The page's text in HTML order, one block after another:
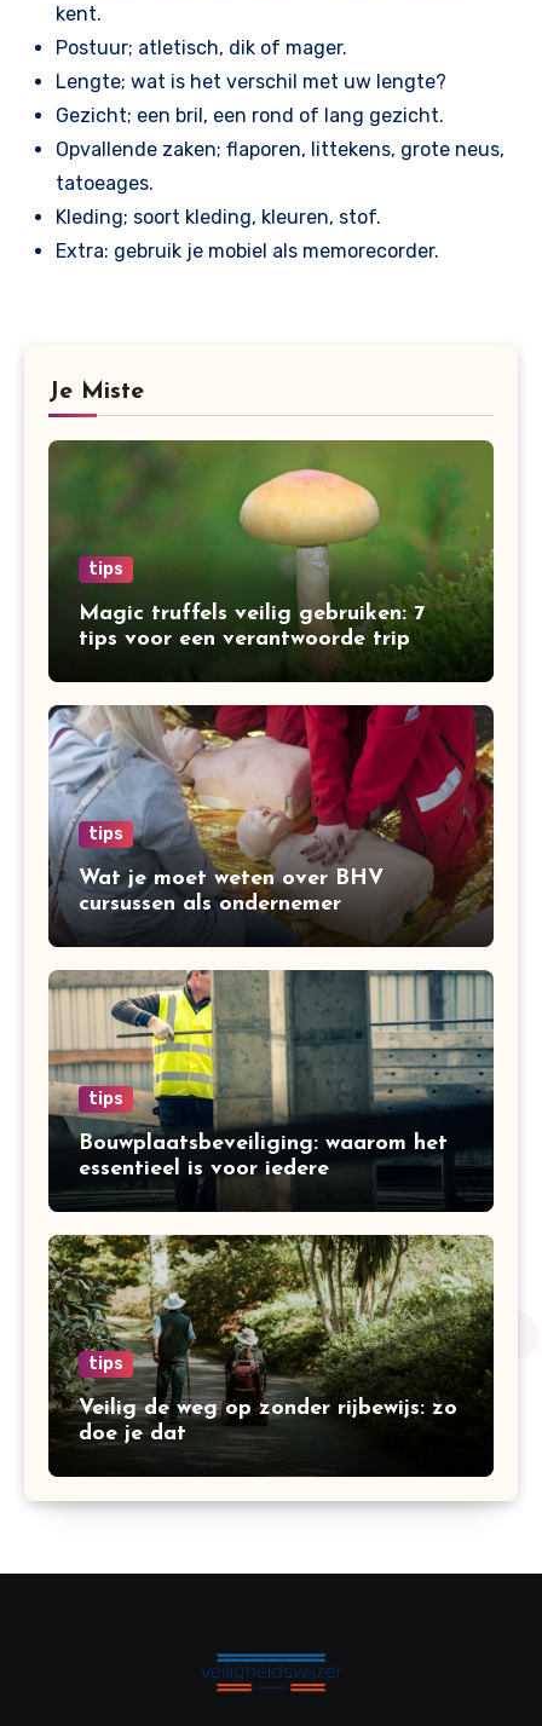
kent.
Postuur; atletisch, dik of mager.
Lengte; wat is het verschil met uw lengte?
Gezicht; een bril, een rond of lang gezicht.
Opvallende zaken; flaporen, littekens, grote neus,
tatoeages.
Kleding; soort kleding, kleuren, stof.
Extra: gebruik je mobiel als memorecorder.
Je Miste
tips
Magic truffels veilig gebruiken: 7
tips voor een verantwoorde trip
tips
Wat je moet weten over BHV
cursussen als ondernemer
tips
Bouwplaatsbeveiliging: waarom het
essentieel is voor iedere
bouwonderneming
tips
Veilig de weg op zonder rijbewijs: zo
doe je dat